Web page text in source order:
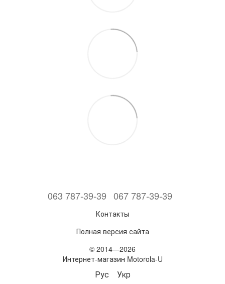
063 787-39-39 067 787-39-39
Контакты
Полная версия сайта
© 2014—2026
Интернет-магазин Motorola-U
Рус Укр